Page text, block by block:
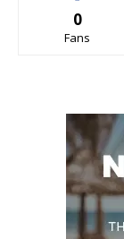
0
Fans